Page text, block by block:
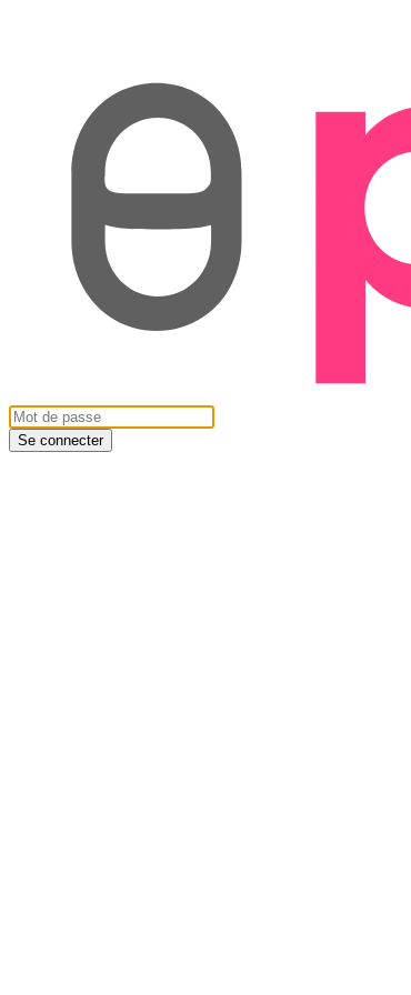
Se connecter